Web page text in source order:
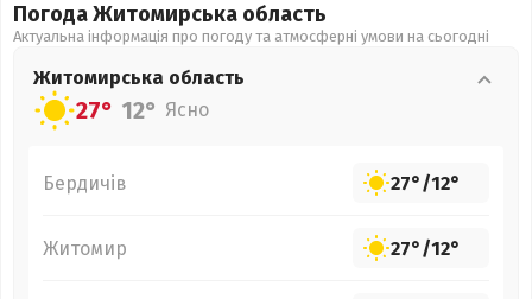
Погода Житомирська область
Актуальна інформація про погоду та атмосферні умови на сьогодні
Житомирська область
27° 12° Ясно
Бердичів 27°/12°
Житомир 27°/12°